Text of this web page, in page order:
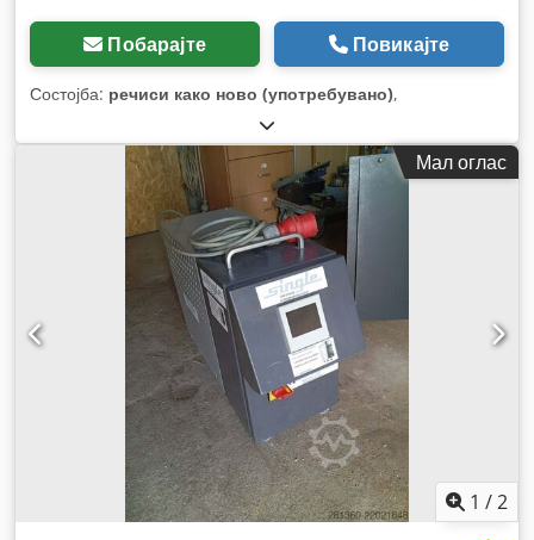
Побарајте Повикајте
Состојба: речиси како ново (употребувано),
Мал оглас
1 /2